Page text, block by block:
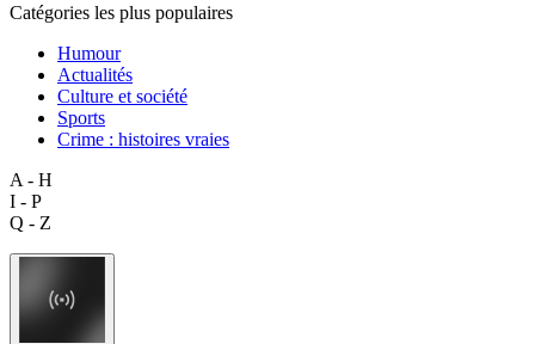
Catégories les plus populaires
Humour
Actualités
Culture et société
Sports
Crime : histoires vraies
A - H
I - P
Q - Z